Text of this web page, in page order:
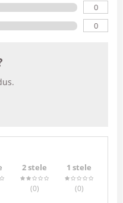
0
0
2 stele
(0)
1 stele
(0)